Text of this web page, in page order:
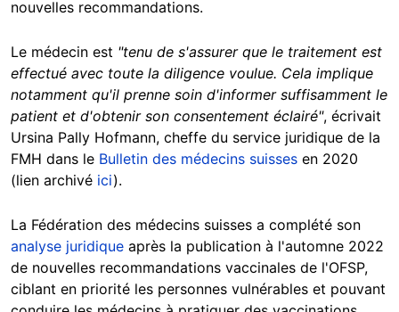
nouvelles recommandations.
Le médecin est "tenu de s'assurer que le traitement est
effectué avec toute la diligence voulue. Cela implique
notamment qu'il prenne soin d'informer suffisamment le
patient et d'obtenir son consentement éclairé", écrivait
Ursina Pally Hofmann, cheffe du service juridique de la
FMH dans le Bulletin des médecins suisses en 2020
(lien archivé ici).
La Fédération des médecins suisses a complété son
analyse juridique après la publication à l'automne 2022
de nouvelles recommandations vaccinales de l'OFSP,
ciblant en priorité les personnes vulnérables et pouvant